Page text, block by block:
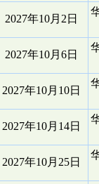
2027年10月2日
2027年10月6日
2027年10月10日
2027年10月14日
2027年10月25日